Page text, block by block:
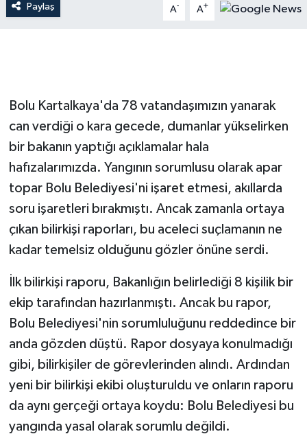
Paylaş A- A+
Bolu Kartalkaya'da 78 vatandaşımızın yanarak
can verdiği o kara gecede, dumanlar yükselirken
bir bakanın yaptığı açıklamalar hala
hafızalarımızda. Yangının sorumlusu olarak apar
topar Bolu Belediyesi'ni işaret etmesi, akıllarda
soru işaretleri bırakmıştı. Ancak zamanla ortaya
çıkan bilirkişi raporları, bu aceleci suçlamanın ne
kadar temelsiz olduğunu gözler önüne serdi.
İlk bilirkişi raporu, Bakanlığın belirlediği 8 kişilik bir
ekip tarafından hazırlanmıştı. Ancak bu rapor,
Bolu Belediyesi'nin sorumluluğunu reddedince bir
anda gözden düştü. Rapor dosyaya konulmadığı
gibi, bilirkişiler de görevlerinden alındı. Ardından
yeni bir bilirkişi ekibi oluşturuldu ve onların raporu
da aynı gerçeği ortaya koydu: Bolu Belediyesi bu
yangında yasal olarak sorumlu değildi.